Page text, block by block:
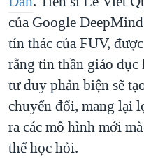
của Google
tín thác của FUV,
rằng tin thần giáo
tư duy phản biện sẽ
chuyển đổi, mang lại
ra các mô hình mới
thể học hỏi.